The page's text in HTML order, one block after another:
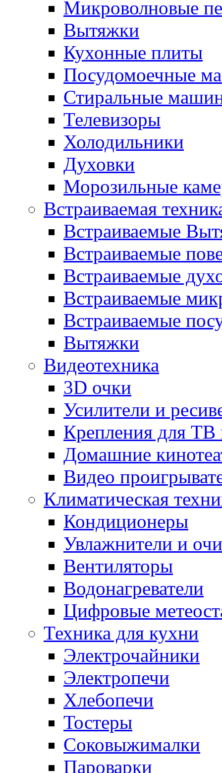
Микроволновые
Вытяжки
Кухонные плиты
Посудомоечные
Стиральные
Телевизоры
Холодильники
Духовки
Морозильные
Встраиваемая
Встраиваемые
Встраиваемые
Встраиваемые
Встраиваемые
Встраиваемые
Вытяжки
Видеотехника
3D очки
Усилители и
Крепления для ТВ
Домашние
Видео
Климатическая
Кондиционеры
Увлажнители и
Вентиляторы
Водонагреватели
Цифровые
Техника для кухни
Электрочайники
Электропечи
Хлебопечи
Тостеры
Соковыжималки
Пароварки